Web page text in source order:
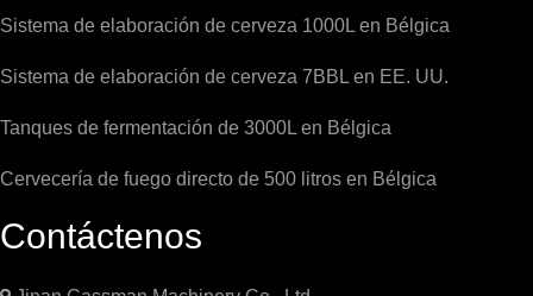
Sistema de elaboración de cerveza 1000L en Bélgica
Sistema de elaboración de cerveza 7BBL en EE. UU.
Tanques de fermentación de 3000L en Bélgica
Cervecería de fuego directo de 500 litros en Bélgica
Contáctenos